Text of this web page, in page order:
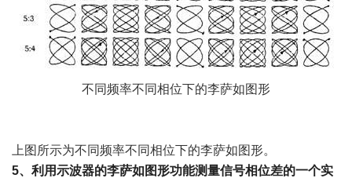
不同频率不同相位下的李萨如图形
上图所示为不同频率不同相位下的李萨如图形。
5、利用示波器的李萨如图形功能测量信号相位差的一个实